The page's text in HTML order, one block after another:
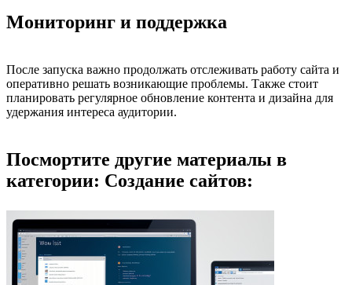
Мониторинг и поддержка
После запуска важно продолжать отслеживать работу сайта и
оперативно решать возникающие проблемы. Также стоит
планировать регулярное обновление контента и дизайна для
удержания интереса аудитории.
Посмортите другие материалы в
категории: Создание сайтов: